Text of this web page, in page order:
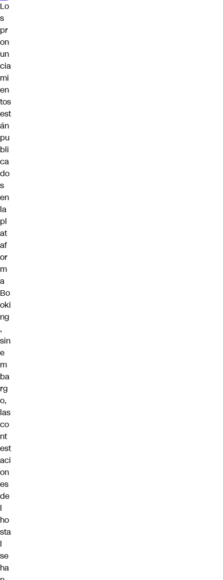
Lo
s
pr
on
un
cia
mi
en
tos
est
án
pu
bli
ca
do
s
en
la
pl
at
af
or
m
a
Bo
oki
ng
,
sin
e
m
ba
rg
o,
las
co
nt
est
aci
on
es
de
l
ho
sta
l
se
ha